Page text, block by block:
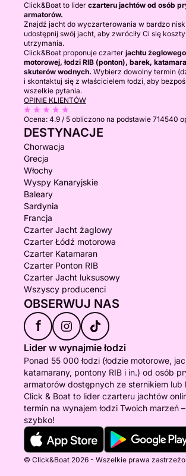
Click&Boat to lider czarteru jachtów od osób
armatorów.
Znajdź jacht do wyczarterowania w bardzo
udostępnij swój jacht, aby zwróciły Ci się
utrzymania.
Click&Boat proponuje czarter jachtu
motorowej, łodzi RIB (ponton), barek,
skuterów wodnych. Wybierz dowolny termin
i skontaktuj się z właścicielem łodzi, aby
wszelkie pytania.
OPINIE KLIENTÓW
Ocena: 4.9 / 5 obliczono na podstawie 714540
DESTYNACJE
Chorwacja
Grecja
Włochy
Wyspy Kanaryjskie
Baleary
Sardynia
Francja
Czarter Jacht żaglowy
Czarter Łódź motorowa
Czarter Katamaran
Czarter Ponton RIB
Czarter Jacht luksusowy
Wszyscy producenci
OBSERWUJ NAS
f
Lider w wynajmie łodzi
Ponad 55 000 łodzi (łodzie motorowe,
katamarany, pontony RIB i in.) od osób
armatorów dostępnych ze sternikiem lub
Click & Boat to lider czarteru jachtów
termin na wynajem łodzi Twoich marzeń –
szybko!
© Click&Boat 2026 - Wszelkie prawa